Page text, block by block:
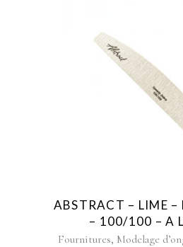
ABSTRACT – LIME
– 100/100 – A
Fournitures, Modelage